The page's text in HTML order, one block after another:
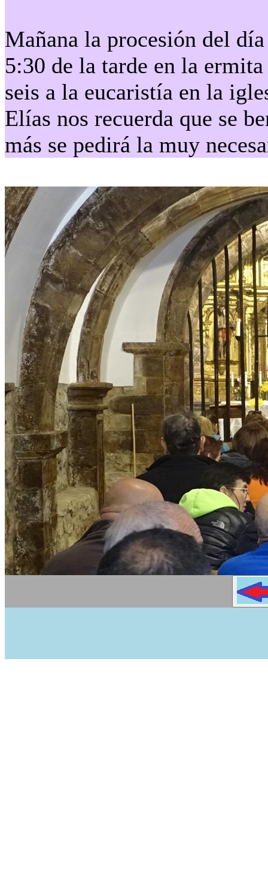
Mañana la procesión del
5:30 de la tarde en la
seis a la eucaristía en la
Elías nos recuerda que se
más se pedirá la muy